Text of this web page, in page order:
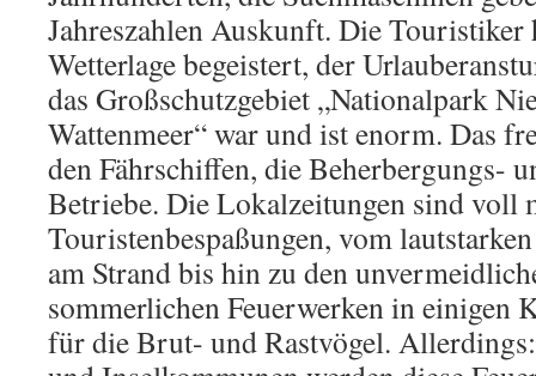
Jahreszahlen Auskunft. Die Touristiker
Wetterlage begeistert, der
das Großschutzgebiet „Nationalpark
Wattenmeer“ war und ist enorm. Das
den Fährschiffen, die Beherbergungs-
Betriebe. Die Lokalzeitungen sind voll
Touristenbespaßungen, vom
am Strand bis hin zu den
sommerlichen Feuerwerken in einigen
für die Brut- und Rastvögel.